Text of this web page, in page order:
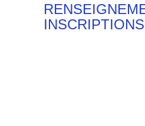
INSCRIPTIONS